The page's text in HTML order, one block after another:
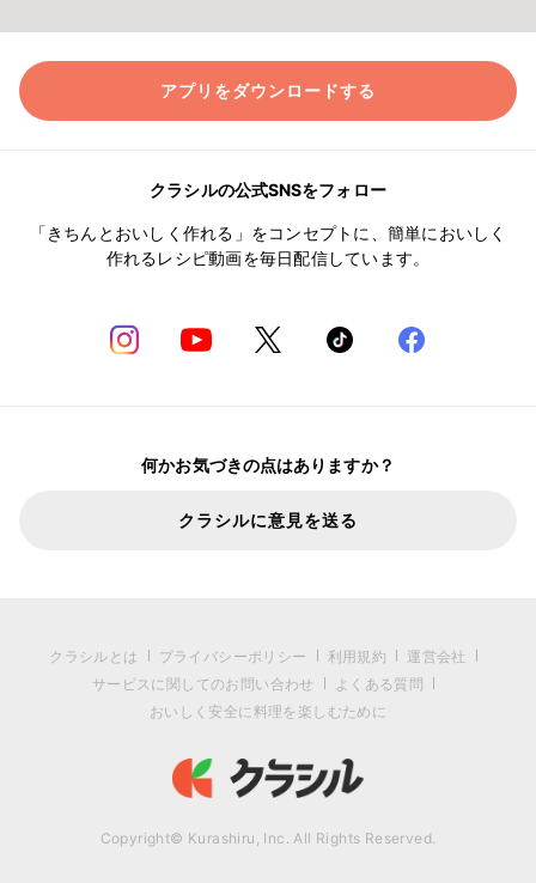
アプリをダウンロードする
クラシルの公式SNSをフォロー
「きちんとおいしく作れる」をコンセプトに、簡単においしく
作れるレシピ動画を毎日配信しています。
何かお気づきの点はありますか？
クラシルに意見を送る
クラシルとは プライバシーポリシー 利用規約
運営会社
サービスに関してのお問い合わせ
よくある質問
おいしく安全に料理を楽しむために
Copyright© Kurashiru, Inc. All Rights Reserved.